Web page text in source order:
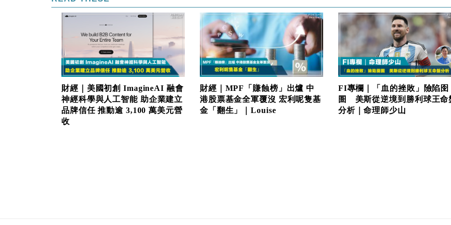
財經｜美國初創 ImagineAI 融會
神經科學與人工智能 助企業建立
品牌信任 推動逾 3,100 萬美元營
收
財經｜MPF「賺蝕榜」出爐 中
港股票基金全軍覆沒 宏利呢隻基
金「翻生」｜Louise
FI專欄｜「血的挫敗」險陷囹
圄 美斯從逆境到勝利球王命
分析｜命理師少山